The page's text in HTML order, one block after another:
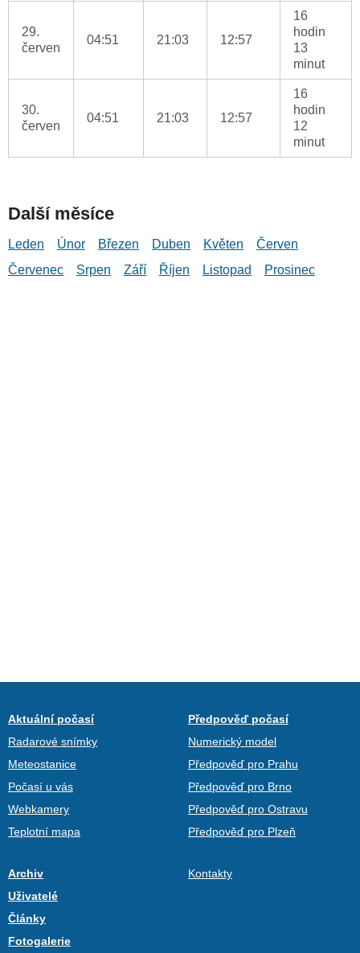
29.
červen
04:51 21:03 12:57
16
hodin
13
minut
30.
červen
04:51 21:03 12:57
16
hodin
12
minut
Další měsíce
Leden Únor Březen Duben Květen
Červen
Červenec
Srpen Září Říjen Listopad Prosinec
Aktuální počasí
Radarové snímky
Meteostanice
Počasí u vás
Webkamery
Teplotní mapa
Předpověď počasí
Numerický model
Předpověď pro Prahu
Předpověď pro Brno
Předpověď pro Ostravu
Předpověď pro Plzeň
Archiv
Uživatelé
Články
Fotogalerie
Kontakty